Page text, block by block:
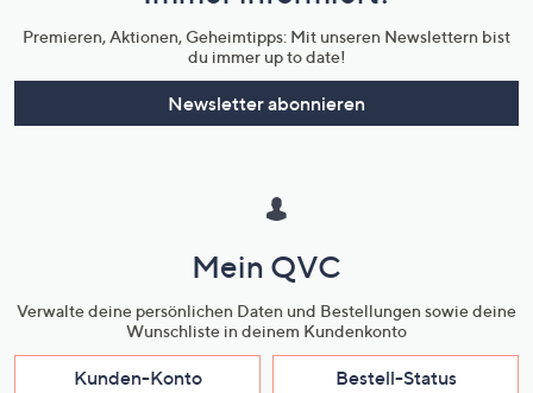
Premieren, Aktionen, Geheimtipps: Mit unseren Newslettern bist
du immer up to date!
Newsletter abonnieren
Mein QVC
Verwalte deine persönlichen Daten und Bestellungen sowie deine
Wunschliste in deinem Kundenkonto
Kunden-Konto Bestell-Status